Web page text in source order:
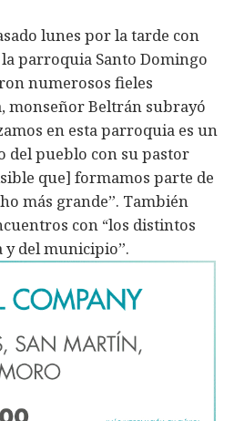
lunes por la tarde con
parroquia Santo Domingo
numerosos fieles
monseñor Beltrán subrayó
en esta parroquia es un
del pueblo con su pastor
que] formamos parte de
más grande”. También
con “los distintos
del municipio”.